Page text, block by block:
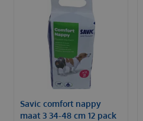
Savic comfort nappy
maat 3 34-48 cm 12 pack